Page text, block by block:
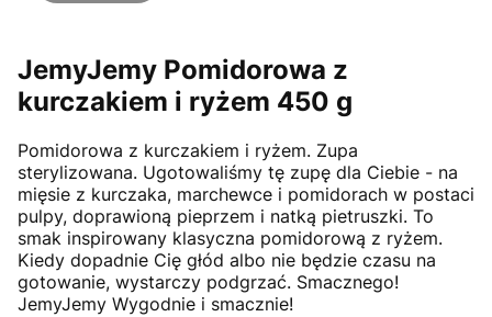
JemyJemy Pomidorowa z
kurczakiem i ryżem 450 g
Pomidorowa z kurczakiem i ryżem. Zupa
sterylizowana. Ugotowaliśmy tę zupę dla Ciebie - na
mięsie z kurczaka, marchewce i pomidorach w postaci
pulpy, doprawioną pieprzem i natką pietruszki. To
smak inspirowany klasyczna pomidorową z ryżem.
Kiedy dopadnie Cię głód albo nie będzie czasu na
gotowanie, wystarczy podgrzać. Smacznego!
JemyJemy Wygodnie i smacznie!